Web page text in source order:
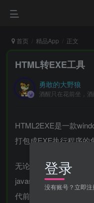
首页 精品App 正文
HTML转EXE工具
勇敢的大野狼
酒醒只在花前坐，酒
HTML2EXE是一款
打包成EXE执行程序的
无论是单页面应用，或
javascript + css 生成
代前端任何框架生成的
登录
没有账号？立即注